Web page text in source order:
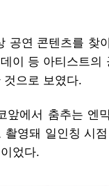
공연 콘텐츠를 찾
이 등 아티스트
것으로 보였다.
앞에서 춤추는 엔
촬영돼 일인칭 시
었다.